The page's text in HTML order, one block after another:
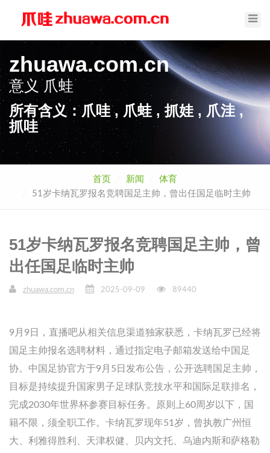
zhuawa.com.cn
意义 爪蛙
所有含义：爪哇 , 爪蛙 , 抓娃 , 爪洼 ,
抓哇
首页 新闻
体育
51岁卡纳瓦罗报名竞聘国足主帅，曾出任国足临时主帅
51岁卡纳瓦罗报名竞聘国足主帅，曾
出任国足临时主帅
zhuawa.com.cn 2025-09-09 89440
9月9日，直播吧从相关信息渠道独家获悉，卡纳瓦罗已经将
国足主帅报名选聘材料，通过指定电子邮箱发送给中国足
协。中国足协官方于9月5日发布公告，公开选聘国足主帅，
目标是持续提升国家男子足球队竞技水平和国际足联排名，
完成2030年世界杯参赛目标任务。原则上60周岁以下，国
籍不限，须全职工作。卡纳瓦罗现年51岁，曾执教广州恒
大、利雅得胜利、天津权健、贝内文托、乌迪内斯和萨格勒